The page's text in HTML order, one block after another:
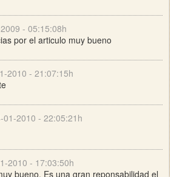
- 05:15:08h
por el articulo muy bueno
2010 - 21:07:15h
01-2010 - 22:05:21h
2010 - 17:03:50h
bueno. Es una gran reponsabilidad el